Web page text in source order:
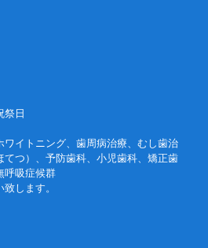
祭日
イトニング、歯周病治療、むし歯治
つ）、予防歯科、小児歯科、矯正歯
呼吸症候群
します。